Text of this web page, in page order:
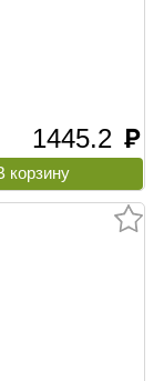
1445.2 руб